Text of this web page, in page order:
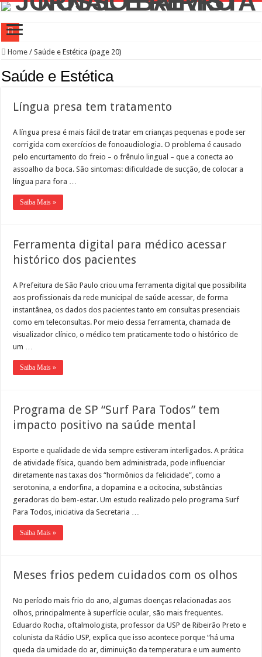
Campanha de Multivacinação começa nos 645 municípios de SP
TEIAs ampliam programação gratuita em agosto com atividades voltadas à
2º Festival Nordeste in Sampa no CTN durante o mês de agosto
Jornada do Patrimônio 2026 abre inscrições para programação de cursos
Sobrou pizza? Guardar na caixa dentro da geladeira pode ser um erro, veja o
12 plataformas de apoio à aprendizagem usadas por estudantes da rede estadual
9ª Semana Municipal da Primeira Infância
Home / Saúde e Estética (page 20)
Saúde e Estética
Língua presa tem tratamento
A língua presa é mais fácil de tratar em crianças pequenas e pode ser
corrigida com exercícios de fonoaudiologia. O problema é causado
pelo encurtamento do freio – o frênulo lingual – que a conecta ao
assoalho da boca. São sintomas: dificuldade de sucção, de colocar a
língua para fora …
Saiba Mais »
Ferramenta digital para médico acessar
histórico dos pacientes
A Prefeitura de São Paulo criou uma ferramenta digital que possibilita
aos profissionais da rede municipal de saúde acessar, de forma
instantânea, os dados dos pacientes tanto em consultas presenciais
como em teleconsultas. Por meio dessa ferramenta, chamada de
visualizador clínico, o médico tem praticamente todo o histórico de
um …
Saiba Mais »
Programa de SP “Surf Para Todos” tem
impacto positivo na saúde mental
Esporte e qualidade de vida sempre estiveram interligados. A prática
de atividade física, quando bem administrada, pode influenciar
diretamente nas taxas dos “hormônios da felicidade”, como a
serotonina, a endorfina, a dopamina e a ocitocina, substâncias
geradoras do bem-estar. Um estudo realizado pelo programa Surf
Para Todos, iniciativa da Secretaria …
Saiba Mais »
Meses frios pedem cuidados com os olhos
No período mais frio do ano, algumas doenças relacionadas aos
olhos, principalmente à superfície ocular, são mais frequentes.
Eduardo Rocha, oftalmologista, professor da USP de Ribeirão Preto e
colunista da Rádio USP, explica que isso acontece porque “há uma
queda da umidade do ar, diminuição da temperatura e um aumento